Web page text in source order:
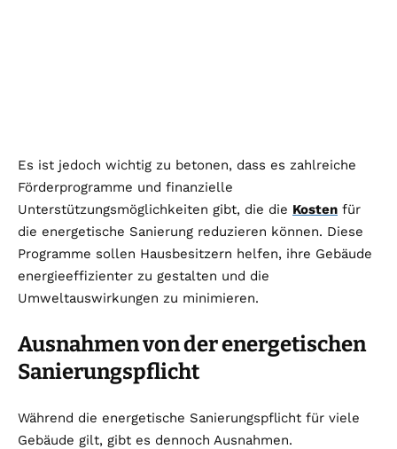
Es ist jedoch wichtig zu betonen, dass es zahlreiche
Förderprogramme und finanzielle
Unterstützungsmöglichkeiten gibt, die die Kosten für
die energetische Sanierung reduzieren können. Diese
Programme sollen Hausbesitzern helfen, ihre Gebäude
energieeffizienter zu gestalten und die
Umweltauswirkungen zu minimieren.
Ausnahmen von der energetischen
Sanierungspflicht
Während die energetische Sanierungspflicht für viele
Gebäude gilt, gibt es dennoch Ausnahmen.